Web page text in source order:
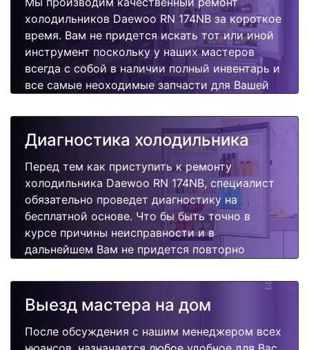
холодильников Daewoo RN 174NB за короткое
время. Вам не придется искать тот или иной
инструмент поскольку у наших мастеров
всегда с собой в наличии полный инвентарь и
все самые неоходимые запчасти для Вашей
качественно и недорого.
Диагностика холодильника
Перед тем как приступить к ремонту
холодильника Daewoo RN 174NB, специалист
обязательно проведет диагностику на
бесплатной основе. Что бы быть точно в
курсе причины неисправности и в
дальнейшем Вам не придется повторно
поломок.
Выезд мастера на дом
После обсуждения с нашим менеджером всех